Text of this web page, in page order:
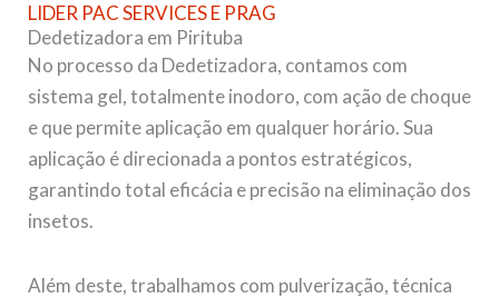
LIDER PAC SERVICES E PRAG
Dedetizadora em Pirituba
No processo da Dedetizadora, contamos com
sistema gel, totalmente inodoro, com ação de choque
e que permite aplicação em qualquer horário. Sua
aplicação é direcionada a pontos estratégicos,
garantindo total eficácia e precisão na eliminação dos
insetos.
Além deste, trabalhamos com pulverização, técnica